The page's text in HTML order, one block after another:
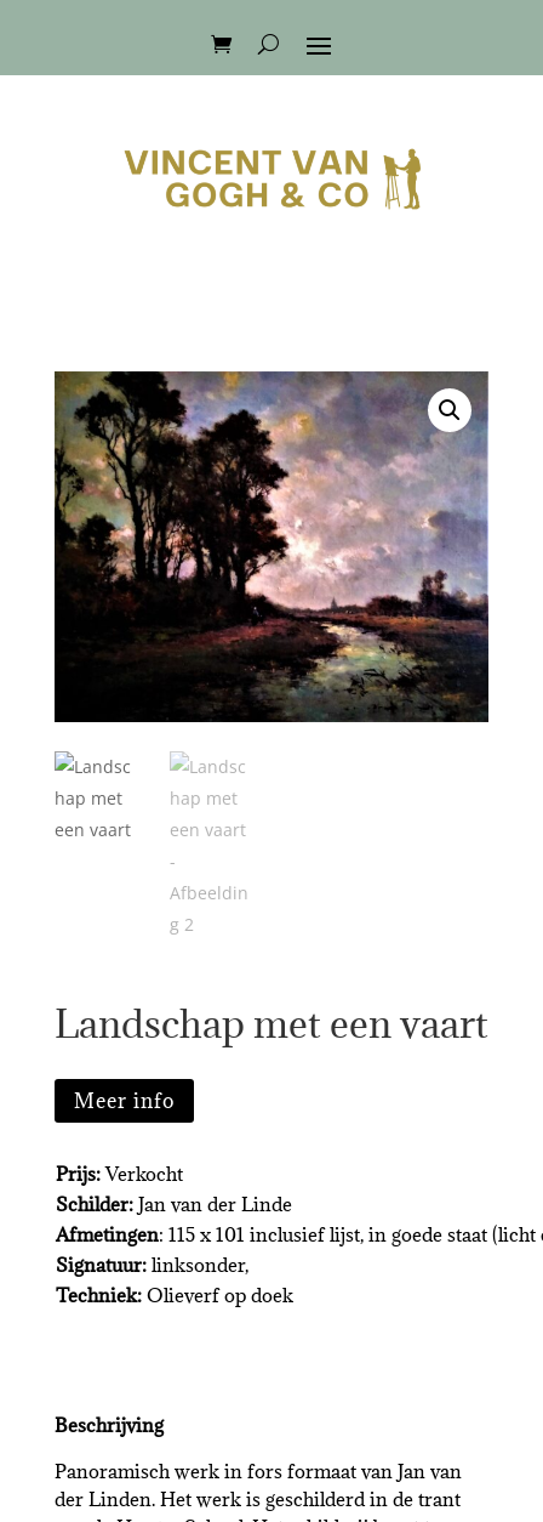
Landschap met een vaart
Meer info
Prijs:Verkocht
Schilder: Jan van der Linde
Afmetingen: 115 x 101 inclusief lijst, in goede staat (licht
Signatuur:linksonder,
Techniek: Olieverf op doek
Beschrijving
Panoramisch werk in fors formaat van Jan van
der Linden. Het werk is geschilderd in de trant